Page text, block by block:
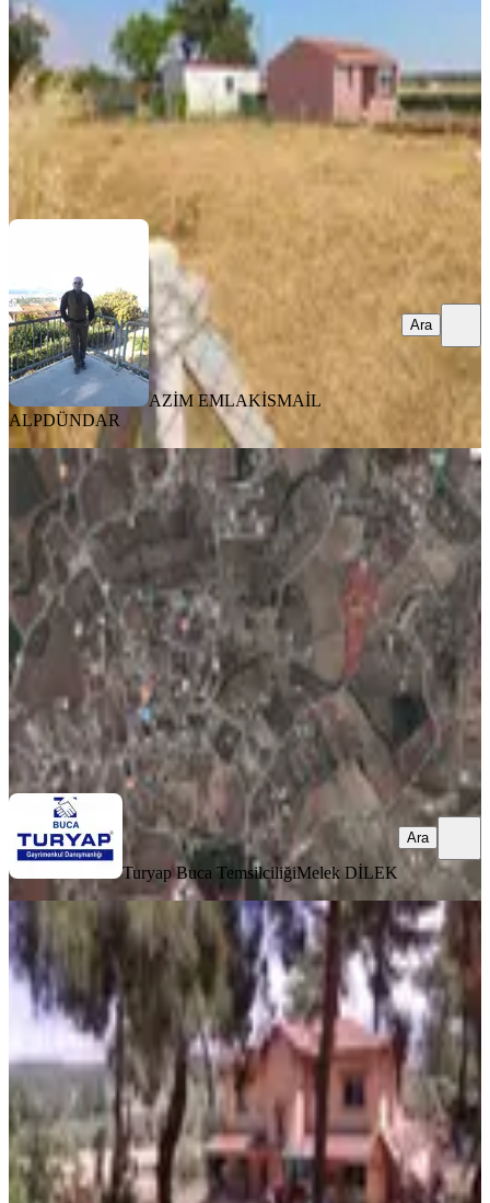
514 m²·3.206/m²
1.648.000 ₺
AZİM EMLAKİSMAİL ALPDÜNDAR
Ara
AZİM EMLAKİSMAİL
ALPDÜNDAR
Ara
TAKASLI
Turyap Buca'dan Karacaağaçta
Satılık Betonyol Üzerinde Tarla
Buca, Karacaağaç Mahallesi
1450 m²· 3.345/m² ·16.06.2026
4.850.000 ₺
Turyap Buca TemsilciliğiMelek DİLEK
Ara
Turyap Buca TemsilciliğiMelek DİLEK
Ara
YOLA YAKIN
İzmir -buca-karaağaç'ta 46.500 M2
Satılık Tarla/bağ/bahçe/ev....
Buca, Karacaağaç Mahallesi
46500 m²·Kanalizasyon, Parselli +1· 1.559/m²
16.06.2026
72.500.000 ₺
SAYMAX GAYRİMENKULSevda KAYGISIZ